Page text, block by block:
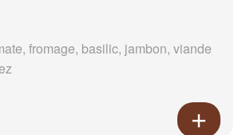
fromage, basilic, jambon, viande